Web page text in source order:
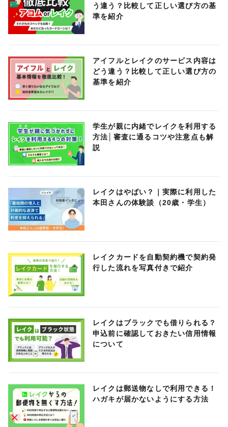
う違う？比較して正しい選び方の基
準を紹介
アイフルとレイクのサービス内容は
どう違う？比較して正しい選び方の
基準を紹介
学生が親に内緒でレイクを利用する
方法│審査に通るコツや注意点も解
説
レイクはやばい？｜実際に利用した
本田さんの体験談（20歳・学生）
レイクカードを自動契約機で契約発
行した流れを写真付きで紹介
レイクはブラックでも借りられる？
申込前に確認しておきたい信用情報
について
レイクは郵送物なしで利用できる！
ハガキが届かないようにする方法